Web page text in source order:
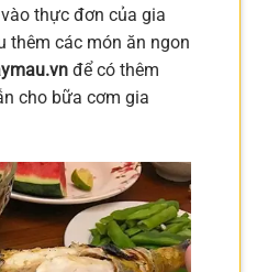
thực đơn của gia
thêm các món ăn ngon
để có thêm
cho bữa cơm gia